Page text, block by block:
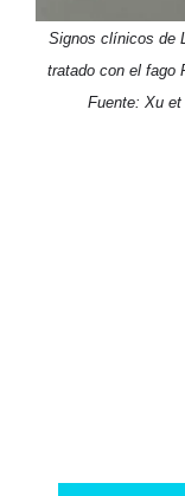
Signos clínicos de
tratado con el fago
Fuente: Xu et